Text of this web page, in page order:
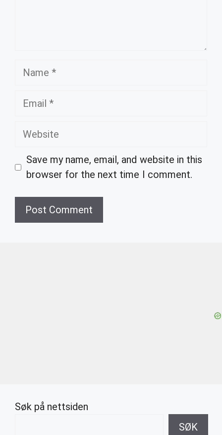
Name
Email
Website
Save my name, email, and website in this
browser for the next time I comment.
Søk på nettsiden
SØK